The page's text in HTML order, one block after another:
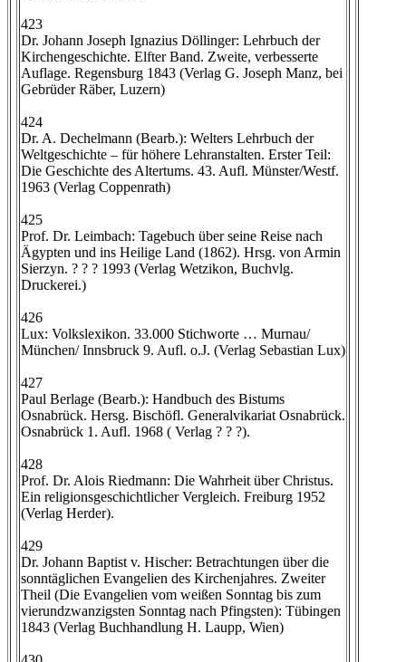
423
Dr. Johann Joseph Ignazius Döllinger: Lehrbuch der
Kirchengeschichte. Elfter Band. Zweite, verbesserte
Auflage. Regensburg 1843 (Verlag G. Joseph Manz, bei
Gebrüder Räber, Luzern)
424
Dr. A. Dechelmann (Bearb.): Welters Lehrbuch der
Weltgeschichte – für höhere Lehranstalten. Erster Teil:
Die Geschichte des Altertums. 43. Aufl. Münster/Westf.
1963 (Verlag Coppenrath)
425
Prof. Dr. Leimbach: Tagebuch über seine Reise nach
Ägypten und ins Heilige Land (1862). Hrsg. von Armin
Sierzyn. ? ? ? 1993 (Verlag Wetzikon, Buchvlg.
Druckerei.)
426
Lux: Volkslexikon. 33.000 Stichworte … Murnau/
München/ Innsbruck 9. Aufl. o.J. (Verlag Sebastian Lux)
427
Paul Berlage (Bearb.): Handbuch des Bistums
Osnabrück. Hersg. Bischöfl. Generalvikariat Osnabrück.
Osnabrück 1. Aufl. 1968 ( Verlag ? ? ?).
428
Prof. Dr. Alois Riedmann: Die Wahrheit über Christus.
Ein religionsgeschichtlicher Vergleich. Freiburg 1952
(Verlag Herder).
429
Dr. Johann Baptist v. Hischer: Betrachtungen über die
sonntäglichen Evangelien des Kirchenjahres. Zweiter
Theil (Die Evangelien vom weißen Sonntag bis zum
vierundzwanzigsten Sonntag nach Pfingsten): Tübingen
1843 (Verlag Buchhandlung H. Laupp, Wien)